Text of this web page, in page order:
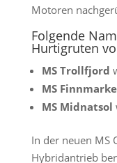
Motoren
Folgende
Hurtigruten
MS Trollfjord
MS
MS Midnatsol
In der neuen MS
Hybridantrieb